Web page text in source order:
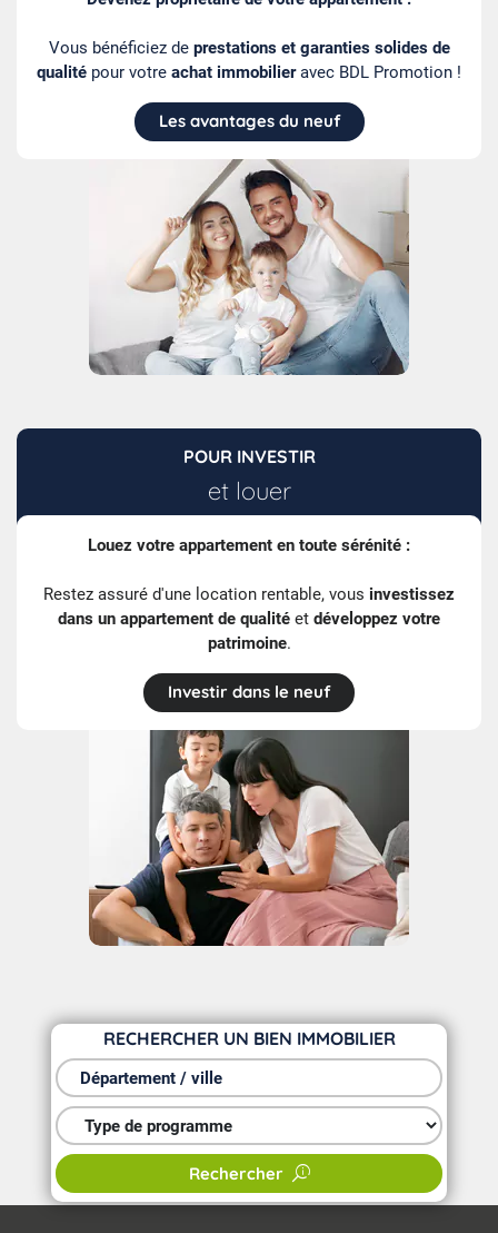
Vous bénéficiez de prestations et garanties solides de
qualité pour votre achat immobilieravec BDL Promotion !
Les avantages du neuf
POUR INVESTIR
et louer
Louez votre appartement en toute sérénité :
Restez assuré d'une location rentable, vous investissez
dans un appartement de qualité et développez votre
patrimoine.
Investir dans le neuf
RECHERCHER UN BIEN IMMOBILIER
Département / ville
Type de programme
Rechercher